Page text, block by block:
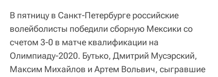
В пятницу в Санкт-Петербурге российские
волейболисты победили сборную Мексики со
счетом 3-0 в матче квалификации на
Олимпиаду-2020. Бутько, Дмитрий Мусэрский,
Максим Михайлов и Артем Вольвич, сыгравшие